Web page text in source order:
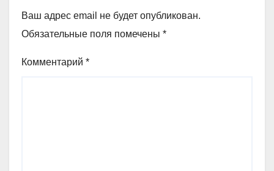
Ваш адрес email не будет опубликован.
Обязательные поля помечены *
Комментарий *